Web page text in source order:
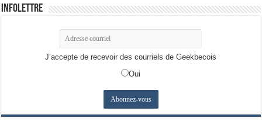
Infolettre
J’accepte de recevoir des courriels de Geekbecois
Oui